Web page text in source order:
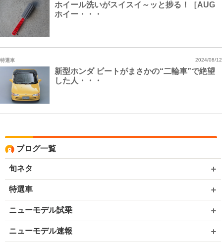
ホイール洗いがスイスイ～ッと捗る！［AUG
ホイー・・・
特選車
新型ホンダ ビートがまさかの“二輪車”で絶望
した人・・・
2024/08/12
ブログ一覧
旬ネタ
特選車
ニューモデル試乗
ニューモデル速報